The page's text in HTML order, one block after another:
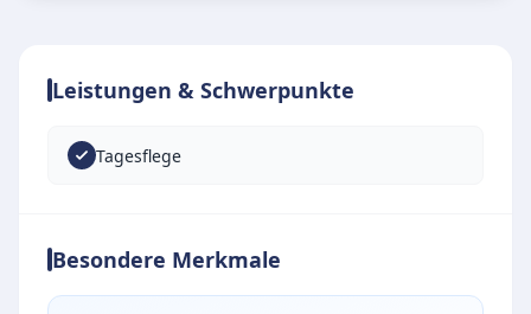
Leistungen & Schwerpunkte
Tagesflege
Besondere Merkmale